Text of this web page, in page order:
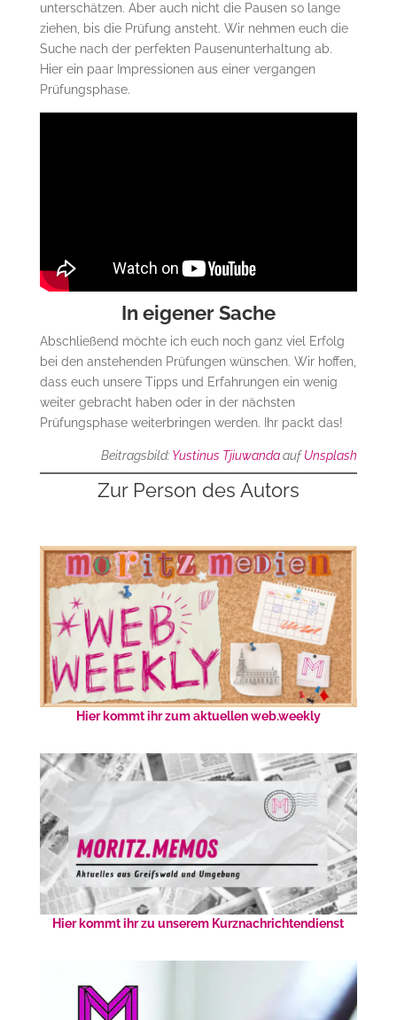
unterschätzen. Aber auch nicht die Pausen so lange
ziehen, bis die Prüfung ansteht. Wir nehmen euch die
Suche nach der perfekten Pausenunterhaltung ab.
Hier ein paar Impressionen aus einer vergangen
Prüfungsphase.
In eigener Sache
Abschließend möchte ich euch noch ganz viel Erfolg
bei den anstehenden Prüfungen wünschen. Wir hoffen,
dass euch unsere Tipps und Erfahrungen ein wenig
weiter gebracht haben oder in der nächsten
Prüfungsphase weiterbringen werden. Ihr packt das!
Beitragsbild:Yustinus TjiuwandaaufUnsplash
Zur Person des Autors
Hier kommt ihr zum aktuellen web.weekly
Hier kommt ihr zu unserem Kurznachrichtendienst